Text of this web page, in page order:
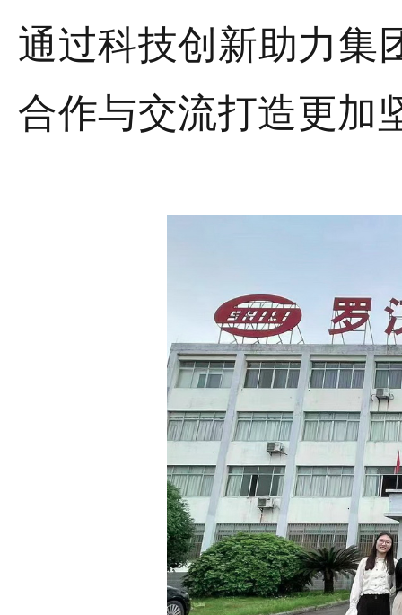
通过科技创新助力集
合作与交流打造更加